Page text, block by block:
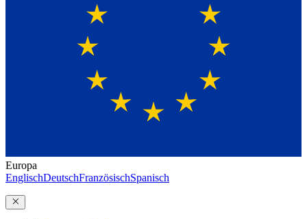
Europa
EnglischDeutschFranzösischSpanisch